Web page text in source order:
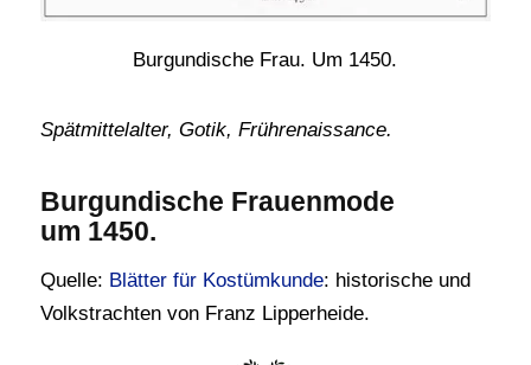
Burgundische Frau. Um 1450.
Spätmittelalter, Gotik, Frührenaissance.
Burgundische Frauenmode
um 1450.
Quelle: Blätter für Kostümkunde: historische und
Volkstrachten von Franz Lipperheide.